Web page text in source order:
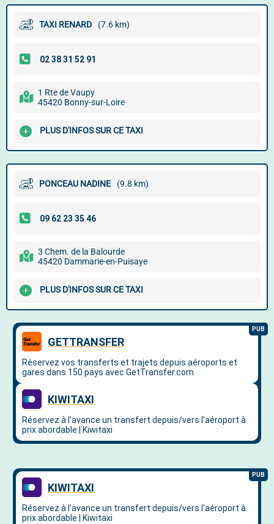
TAXI RENARD (7.6 km)
1 Rte de Vaupy
45420 Bonny-sur-Loire
PLUS D'INFOS SUR CE TAXI
PONCEAU NADINE (9.8 km)
3 Chem. de la Balourde
45420 Dammarie-en-Puisaye
PLUS D'INFOS SUR CE TAXI